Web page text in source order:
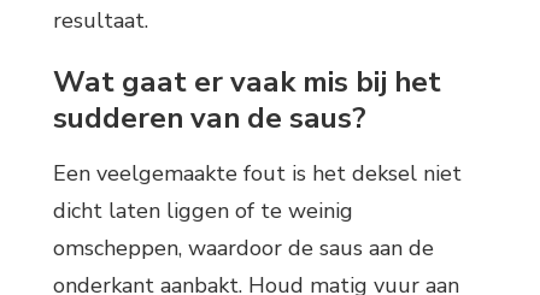
resultaat.
Wat gaat er vaak mis bij het
sudderen van de saus?
Een veelgemaakte fout is het deksel niet
dicht laten liggen of te weinig
omscheppen, waardoor de saus aan de
onderkant aanbakt. Houd matig vuur aan